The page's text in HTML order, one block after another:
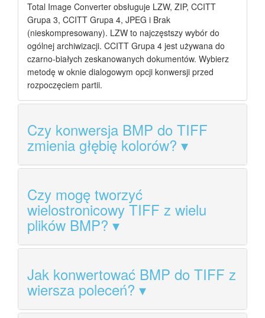
Total Image Converter obsługuje LZW, ZIP, CCITT
Grupa 3, CCITT Grupa 4, JPEG i Brak
(nieskompresowany). LZW to najczęstszy wybór do
ogólnej archiwizacji. CCITT Grupa 4 jest używana do
czarno-białych zeskanowanych dokumentów. Wybierz
metodę w oknie dialogowym opcji konwersji przed
rozpoczęciem partii.
Czy konwersja BMP do TIFF
zmienia głębię kolorów?
Czy mogę tworzyć
wielostronicowy TIFF z wielu
plików BMP?
Jak konwertować BMP do TIFF z
wiersza poleceń?